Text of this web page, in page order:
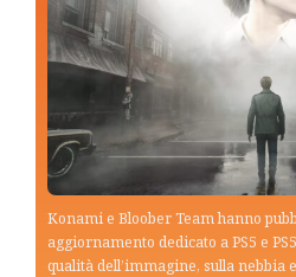
Konami e Bloober Team hanno
aggiornamento dedicato a PS5 e
qualità dell’immagine, sulla nebbia